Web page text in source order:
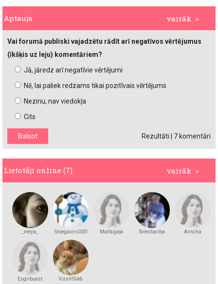
vairāk >
Aptauja
Vai forumā publiski vajadzētu rādīt arī negatīvos vērtējumus
(īkšķis uz leju) komentāriem?
Jā, jāredz arī negatīvie vērtējumi
Nē, lai paliek redzams tikai pozitīvais vērtējums
Nezinu, nav viedokļa
Cits
Rezultāti 7 komentāri
vairāk >
Lietotāji online (7)
_meya_ Sniegavirs000 Maltā gaļa Sviestaciba Anncha
Esgribuest VissIrSlikti